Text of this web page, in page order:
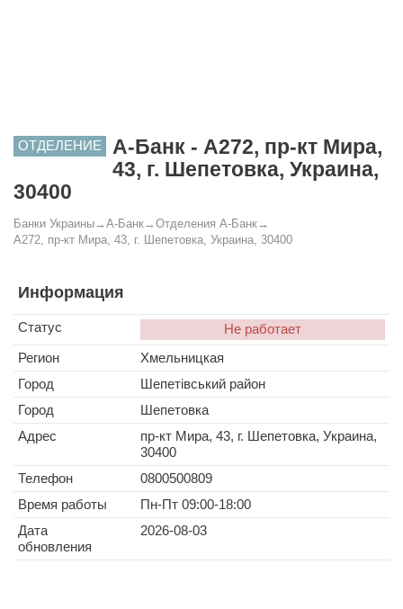
ОТДЕЛЕНИЕ
А-Банк - A272, пр-кт Мира,
43, г. Шепетовка, Украина,
30400
Банки Украины→ А-Банк→ Отделения А-Банк→
A272, пр-кт Мира, 43, г. Шепетовка, Украина, 30400
Информация
Статус
Не работает
Регион
Хмельницкая
Город
Шепетівський район
Город
Шепетовка
Адрес
пр-кт Мира, 43, г. Шепетовка, Украина,
30400
Телефон
0800500809
Время работы
Пн-Пт 09:00-18:00
Дата
обновления
2026-08-03